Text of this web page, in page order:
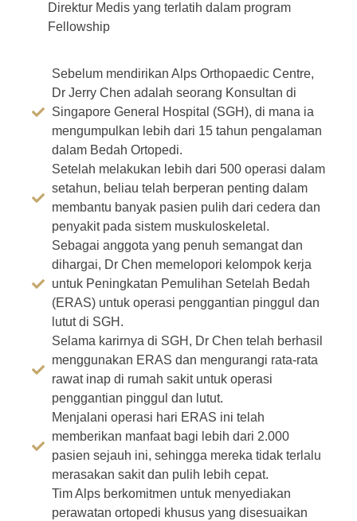
Direktur Medis yang terlatih dalam program
Fellowship
Sebelum mendirikan Alps Orthopaedic Centre,
Dr Jerry Chen adalah seorang Konsultan di
Singapore General Hospital (SGH), di mana ia
mengumpulkan lebih dari 15 tahun pengalaman
dalam Bedah Ortopedi.
Setelah melakukan lebih dari 500 operasi dalam
setahun, beliau telah berperan penting dalam
membantu banyak pasien pulih dari cedera dan
penyakit pada sistem muskuloskeletal.
Sebagai anggota yang penuh semangat dan
dihargai, Dr Chen memelopori kelompok kerja
untuk Peningkatan Pemulihan Setelah Bedah
(ERAS) untuk operasi penggantian pinggul dan
lutut di SGH.
Selama karirnya di SGH, Dr Chen telah berhasil
menggunakan ERAS dan mengurangi rata-rata
rawat inap di rumah sakit untuk operasi
penggantian pinggul dan lutut.
Menjalani operasi hari ERAS ini telah
memberikan manfaat bagi lebih dari 2.000
pasien sejauh ini, sehingga mereka tidak terlalu
merasakan sakit dan pulih lebih cepat.
Tim Alps berkomitmen untuk menyediakan
perawatan ortopedi khusus yang disesuaikan